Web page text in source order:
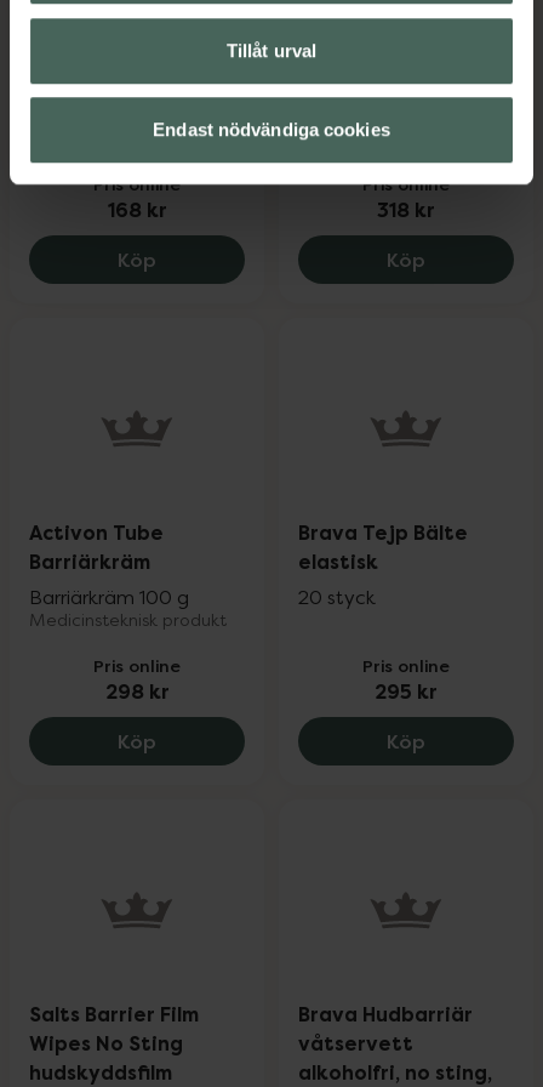
Tillåt urval
Endast nödvändiga cookies
Skinprep
enstycksförpackade,
Pris online
168 kr
Köp Skinprep hudskyddsmedel, (stomi), 168
Brava Tejp
elastisk, 142x75mm 20
Pris online
318 kr
Köp Brava
Activon Tube
Barriärkräm
Barriärkräm 100 g
Medicinsteknisk produkt
Pris online
298 kr
Köp Activon Tube Barriärkräm, 298 kr.
Brava Tejp Bälte
elastisk
20 styck
Pris online
295 kr
Köp Brava
Salts Barrier Film
Wipes No Sting
hudskyddsfilm
Brava Hudbarriär
våtservett
alkoholfri, no sting,